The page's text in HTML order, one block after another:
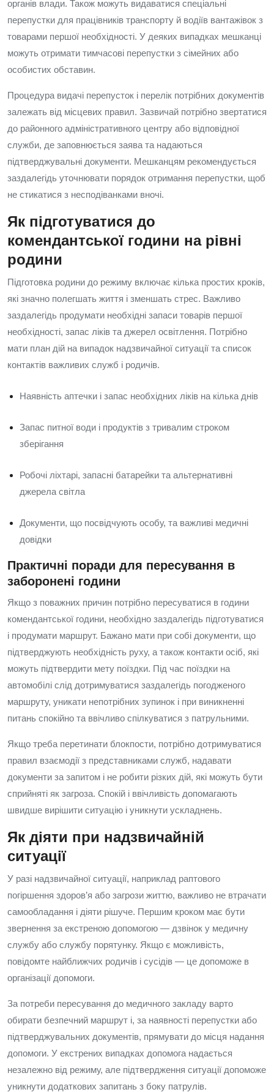
органів влади. Також можуть видаватися спеціальні
перепустки для працівників транспорту й водіїв вантажівок з
товарами першої необхідності. У деяких випадках мешканці
можуть отримати тимчасові перепустки з сімейних або
особистих обставин.
Процедура видачі перепусток і перелік потрібних документів
залежать від місцевих правил. Зазвичай потрібно звертатися
до районного адміністративного центру або відповідної
служби, де заповнюється заява та надаються
підтверджувальні документи. Мешканцям рекомендується
заздалегідь уточнювати порядок отримання перепустки, щоб
не стикатися з несподіванками вночі.
Як підготуватися до
комендантської години на рівні
родини
Підготовка родини до режиму включає кілька простих кроків,
які значно полегшать життя і зменшать стрес. Важливо
заздалегідь продумати необхідні запаси товарів першої
необхідності, запас ліків та джерел освітлення. Потрібно
мати план дій на випадок надзвичайної ситуації та список
контактів важливих служб і родичів.
Наявність аптечки і запас необхідних ліків на кілька днів
Запас питної води і продуктів з тривалим строком
зберігання
Робочі ліхтарі, запасні батарейки та альтернативні
джерела світла
Документи, що посвідчують особу, та важливі медичні
довідки
Практичні поради для пересування в
заборонені години
Якщо з поважних причин потрібно пересуватися в години
комендантської години, необхідно заздалегідь підготуватися
і продумати маршрут. Бажано мати при собі документи, що
підтверджують необхідність руху, а також контакти осіб, які
можуть підтвердити мету поїздки. Під час поїздки на
автомобілі слід дотримуватися заздалегідь погодженого
маршруту, уникати непотрібних зупинок і при виникненні
питань спокійно та ввічливо спілкуватися з патрульними.
Якщо треба перетинати блокпости, потрібно дотримуватися
правил взаємодії з представниками служб, надавати
документи за запитом і не робити різких дій, які можуть бути
сприйняті як загроза. Спокій і ввічливість допомагають
швидше вирішити ситуацію і уникнути ускладнень.
Як діяти при надзвичайній
ситуації
У разі надзвичайної ситуації, наприклад раптового
погіршення здоров’я або загрози життю, важливо не втрачати
самообладання і діяти рішуче. Першим кроком має бути
звернення за екстреною допомогою — дзвінок у медичну
службу або службу порятунку. Якщо є можливість,
повідомте найближчих родичів і сусідів — це допоможе в
організації допомоги.
За потреби пересування до медичного закладу варто
обирати безпечний маршрут і, за наявності перепустки або
підтверджувальних документів, прямувати до місця надання
допомоги. У екстрених випадках допомога надається
незалежно від режиму, але підтвердження ситуації допоможе
уникнути додаткових запитань з боку патрулів.